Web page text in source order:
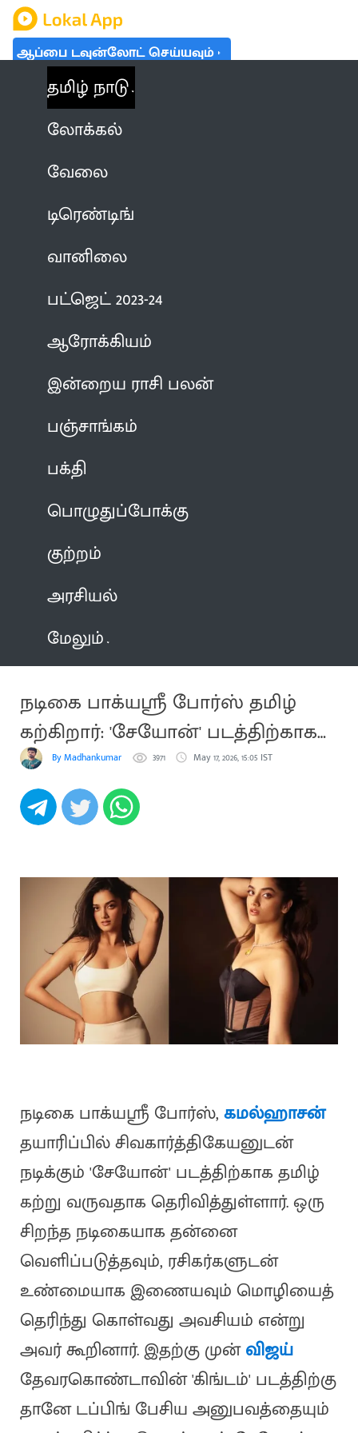
ஆப்பை டவுன்லோட் செய்யவும்
தமிழ் நாடு
லோக்கல்
வேலை
டிரெண்டிங்
வானிலை
பட்ஜெட் 2023-24
ஆரோக்கியம்
இன்றைய ராசி பலன்
பஞ்சாங்கம்
பக்தி
பொழுதுப்போக்கு
குற்றம்
அரசியல்
மேலும்
நடிகை பாக்யஸ்ரீ போர்ஸ் தமிழ்
கற்கிறார்: 'சேயோன்' படத்திற்காக
ஆர்வம்By Madhankumar 3971 May 17, 2026, 15:05 IST
நடிகை பாக்யஸ்ரீ போர்ஸ்,கமல்ஹாசன்
தயாரிப்பில் சிவகார்த்திகேயனுடன்
நடிக்கும் 'சேயோன்' படத்திற்காக தமிழ்
கற்று வருவதாக தெரிவித்துள்ளார். ஒரு
சிறந்த நடிகையாக தன்னை
வெளிப்படுத்தவும், ரசிகர்களுடன்
உண்மையாக இணையவும் மொழியைத்
தெரிந்து கொள்வது அவசியம் என்று
அவர் கூறினார். இதற்கு முன்விஜய்
தேவரகொண்டாவின் 'கிங்டம்' படத்திற்கு
தானே டப்பிங் பேசிய அனுபவத்தையும்